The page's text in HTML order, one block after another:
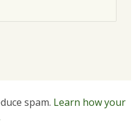
spam. Learn how your